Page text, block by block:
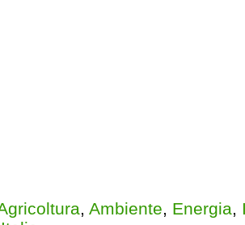
, Ambiente, Energia,